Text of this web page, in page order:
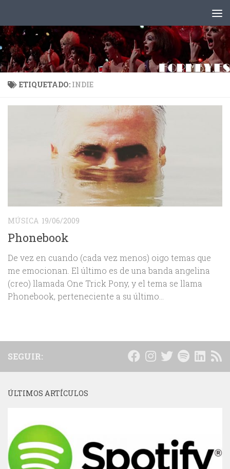
ETIQUETADO: INDIE
MÚSICA 19/06/2009
Phonebook
De vez en cuando (cada vez menos) oigo temas que
me emocionan. El último es de una banda angelina
(creo) llamada One Trick Pony, y el tema se llama
Phonebook, perteneciente a su último...
SEGUIR:
ÚLTIMOS ARTÍCULOS